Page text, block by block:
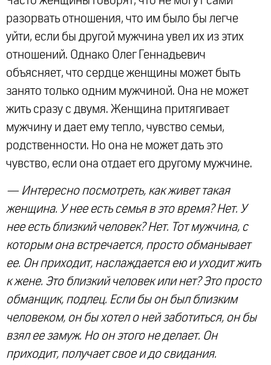
разорвать отношения, что им было бы легче
уйти, если бы другой мужчина увел их из этих
отношений. Однако Олег Геннадьевич
объясняет, что сердце женщины может быть
занято только одним мужчиной. Она не может
жить сразу с двумя. Женщина притягивает
мужчину и дает ему тепло, чувство семьи,
родственности. Но она не может дать это
чувство, если она отдает его другому мужчине.
— Интересно посмотреть, как живет такая
женщина. У нее есть семья в это время? Нет. У
нее есть близкий человек? Нет. Тот мужчина, с
которым она встречается, просто обманывает
ее. Он приходит, наслаждается ею и уходит жить
к жене. Это близкий человек или нет? Это просто
обманщик, подлец. Если бы он был близким
человеком, он бы хотел о ней заботиться, он бы
взял ее замуж. Но он этого не делает. Он
приходит, получает свое и до свидания.